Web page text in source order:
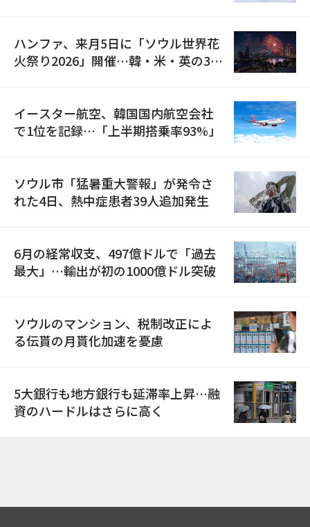
ハンファ、来月5日に「ソウル世界花
火祭り2026」開催…韓・米・英の3カ
イースター航空、韓国国内航空会社
で1位を記録…「上半期搭乗率93%」
ソウル市「猛暑重大警報」が発令さ
れた4日、熱中症患者39人追加発生
6月の経常収支、497億ドルで「過去
最大」…輸出が初の1000億ドル突破
ソウルのマンション、税制改正によ
る伝貰の月貰化加速を憂慮
5大銀行も地方銀行も延滞率上昇…融
資のハードルはさらに高く